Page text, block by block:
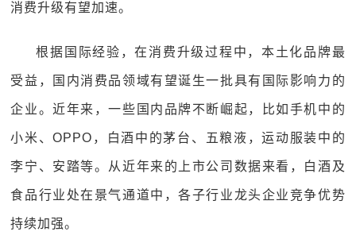
消费升级有望加速。
根据国际经验，在消费升级过程中，本土化品牌最
受益，国内消费品领域有望诞生一批具有国际影响力的
企业。近年来，一些国内品牌不断崛起，比如手机中的
小米、OPPO，白酒中的茅台、五粮液，运动服装中的
李宁、安踏等。从近年来的上市公司数据来看，白酒及
食品行业处在景气通道中，各子行业龙头企业竞争优势
持续加强。